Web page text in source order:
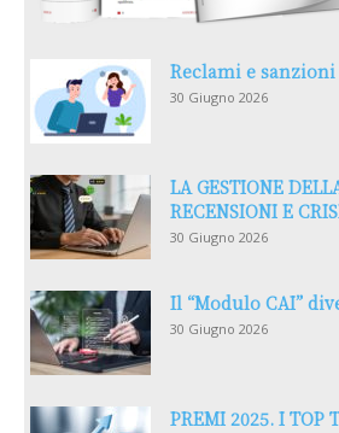
Reclami e sanzioni
30 Giugno 2026
LA GESTIONE
RECENSIONI E
30 Giugno 2026
Il “Modulo CAI”
30 Giugno 2026
PREMI 2025. I TOP